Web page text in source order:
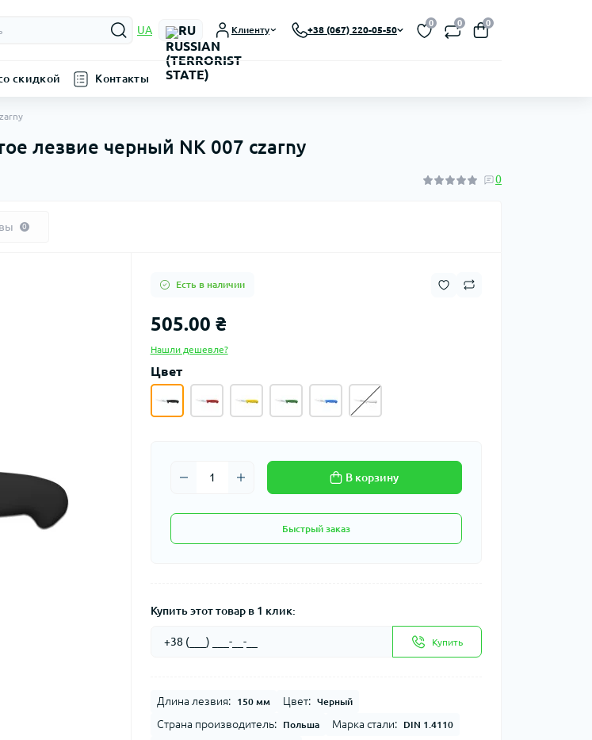
UA RU Клиенту +38 (067) 220-05-50
0 0 0
скидкой Контакты
лезвие черный NK 007 czarny
0
0
Есть в наличии
505.00 ₴
Нашли дешевле?
Цвет
В корзину
Быстрый заказ
Купить этот товар в 1 клик:
Купить
Длина лезвия: 150 мм Цвет: Черный
Страна производитель: Польша Марка стали: DIN 1.4110